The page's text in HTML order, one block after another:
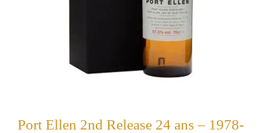
Port Ellen 2nd Release 24 ans – 1978-